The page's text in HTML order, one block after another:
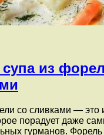
супа из
со сливками — это
порадует даже
гурманов.